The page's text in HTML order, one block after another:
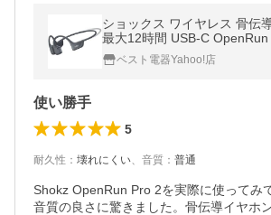
ショックス ワイヤレス 骨伝
最大12時間 USB-C OpenRun
-EP-000033 ブラック系
ベスト電器Yahoo!店
使い勝手
5
耐久性 ： 壊れにくい、 音質 ： 普通
Shokz OpenRun Pro 2を実際に使ってみ
音質の良さに驚きました。骨伝導イヤホ